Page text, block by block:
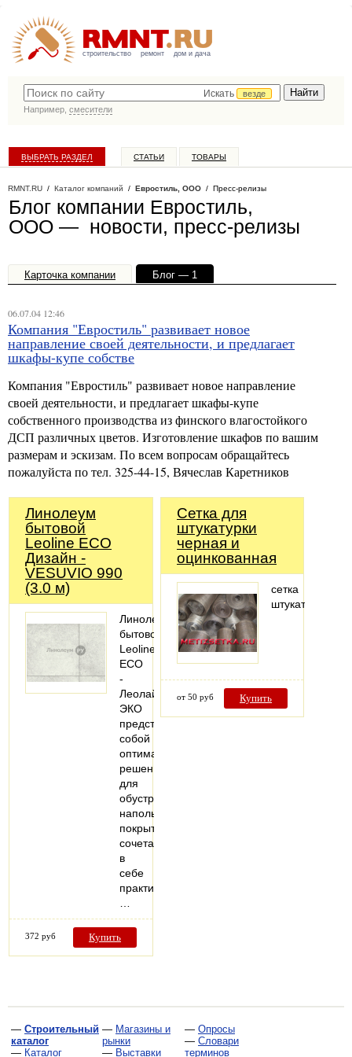
строительство ремонт дом и дача
Искать
везде
Например, смесители
ВЫБРАТЬ РАЗДЕЛ СТАТЬИ ТОВАРЫ
RMNT.RU / Каталог компаний / Евростиль, ООО / Пресс-релизы
Блог компании Евростиль,
ООО — новости, пресс-релизы
Карточка компании
Блог — 1
06.07.04 12:46
Компания "Евростиль" развивает новое
направление своей деятельности, и предлагает
шкафы-купе собстве
Компания "Евростиль" развивает новое направление
своей деятельности, и предлагает шкафы-купе
собственного производства из финского влагостойкого
ДСП различных цветов. Изготовление шкафов по вашим
размерам и эскизам. По всем вопросам обращайтесь
пожалуйста по тел. 325-44-15, Вячеслав Каретников
Линолеум
бытовой
Leoline ECO
Дизайн -
VESUVIO 990
(3.0 м)
Линолеум
бытовой
Leoline
ECO
-
Леолайн
ЭКО
представляет
собой
оптимальное
решение
для
обустройства
напольных
покрытий,
сочетающее
в
себе
практичность,
372 руб Купить
Сетка для
штукатурки
черная и
оцинкованная
сетка
штукатурная
от 50 руб Купить
— Строительный
каталог
— Каталог
— Магазины и
рынки
— Выставки
— Опросы
— Словари
терминов